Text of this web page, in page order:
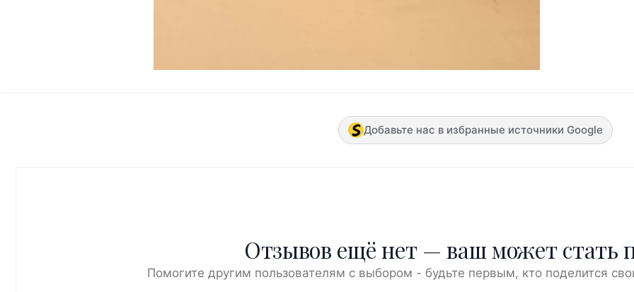
Добавьте нас в избранные источники Google
Отзывов ещё нет — ваш может стать
Помогите другим пользователям с выбором - будьте первым, кто поделится